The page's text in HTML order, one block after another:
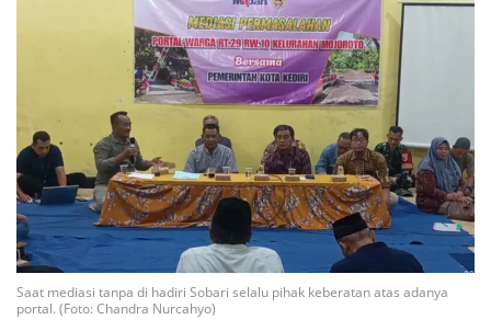
Saat mediasi tanpa di hadiri Sobari selalu pihak keberatan atas adanya
portal. (Foto: Chandra Nurcahyo)